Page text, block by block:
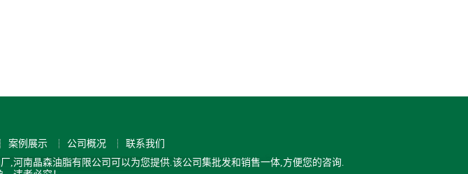
案例展示 公司概况
联系我们
,河南晶森油脂有限公司可以为您提供.该公司集批发和销售一体,方便您的咨询.